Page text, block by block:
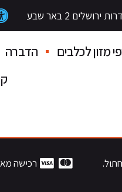
ירושלים 2 באר שבע
מזון לכלבים הדברה
רכישה